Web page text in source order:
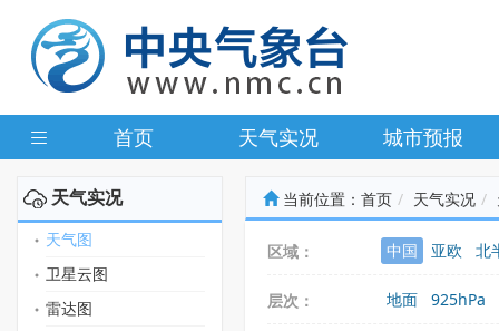
首页 天气实况 城市预报
天气实况
天气图
卫星云图
雷达图
当前位置： 首页 天气实况
区域： 中国 亚欧 北
层次： 地面 925hPa